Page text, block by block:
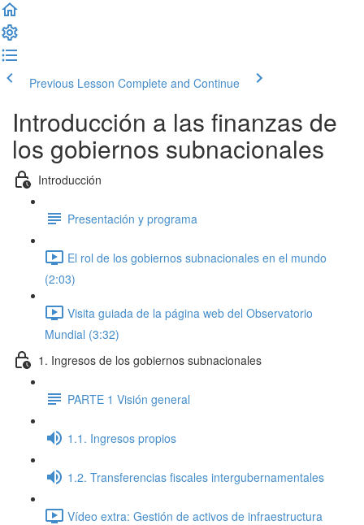
Previous Lesson Complete and Continue
Introducción a las finanzas de
los gobiernos subnacionales
Introducción
Presentación y programa
El rol de los gobiernos subnacionales en el mundo
(2:03)
Visita guiada de la página web del Observatorio
Mundial (3:32)
1. Ingresos de los gobiernos subnacionales
PARTE 1 Visión general
1.1. Ingresos propios
1.2. Transferencias fiscales intergubernamentales
Vídeo extra: Gestión de activos de infraestructura